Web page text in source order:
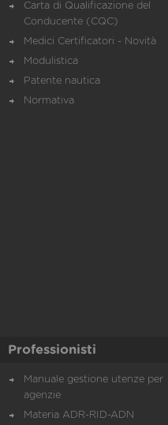
Carta di Qualificazione del
Conducente (CQC)
Medici Certificatori - Novità
Modulistica
Patente nautica
Normativa
Professionisti
Manuale gestione utenze per
agenzie
Materia ADR-RID-ADN